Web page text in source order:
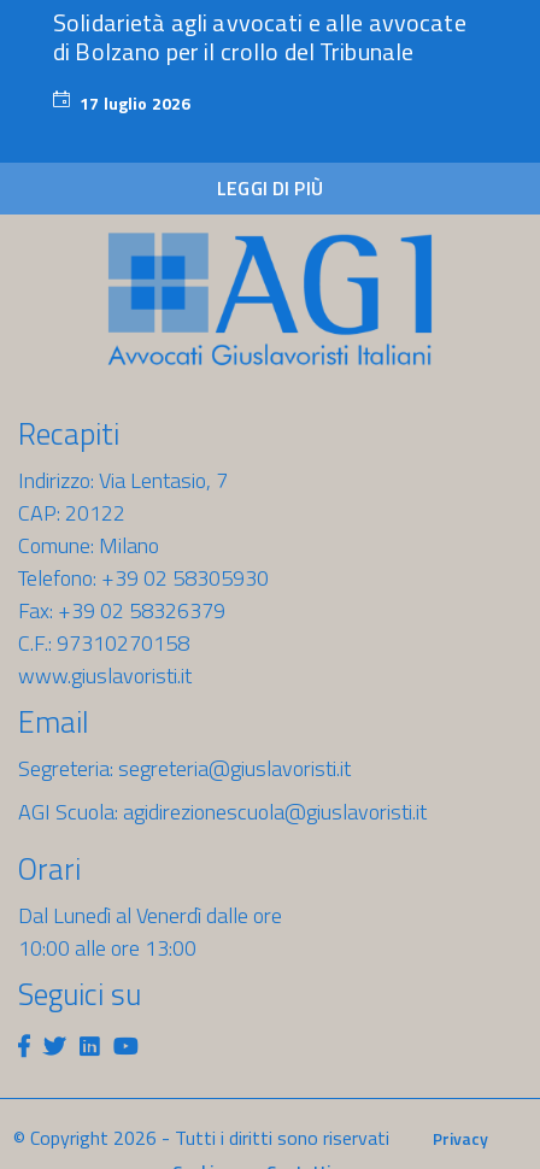
Solidarietà agli avvocati e alle avvocate
di Bolzano per il crollo del Tribunale
17 luglio 2026
LEGGI DI PIÙ
Recapiti
Indirizzo: Via Lentasio, 7
CAP: 20122
Comune: Milano
Telefono: +39 02 58305930
Fax: +39 02 58326379
C.F.: 97310270158
www.giuslavoristi.it
Email
Segreteria: segreteria@giuslavoristi.it
AGI Scuola: agidirezionescuola@giuslavoristi.it
Orari
Dal Lunedì al Venerdì dalle ore
10:00 alle ore 13:00
Seguici su
Facebook
Twitter
LinkedinYoutube
© Copyright 2026 - Tutti i diritti sono riservati
Privacy